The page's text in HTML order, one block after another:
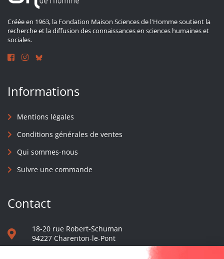
Créée en 1963, la Fondation Maison Sciences de l'Homme soutient la
recherche et la diffusion des connaissances en sciences humaines et
sociales.
Informations
Mentions légales
Conditions générales de ventes
Qui sommes-nous
Suivre une commande
Contact
18-20 rue Robert-Schuman
94227 Charenton-le-Pont